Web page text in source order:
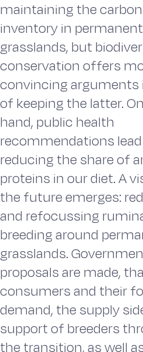
maintaining the carbon
inventory in permanent
grasslands, but
conservation offers
convincing arguments
of keeping the latter.
hand, public health
recommendations
reducing the share of
proteins in our diet. A
the future emerges:
and refocussing
breeding around
grasslands.
proposals are made,
consumers and their
demand, the supply
support of breeders
the transition, as well